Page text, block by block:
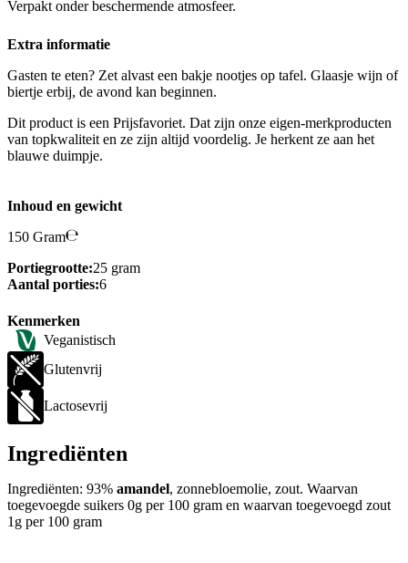
Verpakt onder beschermende atmosfeer.
Extra informatie
Gasten te eten? Zet alvast een bakje nootjes op tafel. Glaasje wijn of
biertje erbij, de avond kan beginnen.
Dit product is een Prijsfavoriet. Dat zijn onze eigen-merkproducten
van topkwaliteit en ze zijn altijd voordelig. Je herkent ze aan het
blauwe duimpje.
Inhoud en gewicht
150 Gram
Portiegrootte:25 gram
Aantal porties:6
Kenmerken
Veganistisch
Glutenvrij
Lactosevrij
Ingrediënten
Ingrediënten: 93% amandel, zonnebloemolie, zout. Waarvan
toegevoegde suikers 0g per 100 gram en waarvan toegevoegd zout
1g per 100 gram